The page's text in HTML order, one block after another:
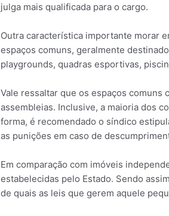
julga mais qualificada para o cargo.
Outra característica importante morar
espaços comuns, geralmente
playgrounds, quadras esportivas,
Vale ressaltar que os espaços comuns
assembleias. Inclusive, a maioria dos
forma, é recomendado o síndico
as punições em caso de
Em comparação com imóveis
estabelecidas pelo Estado. Sendo
de quais as leis que gerem aquele